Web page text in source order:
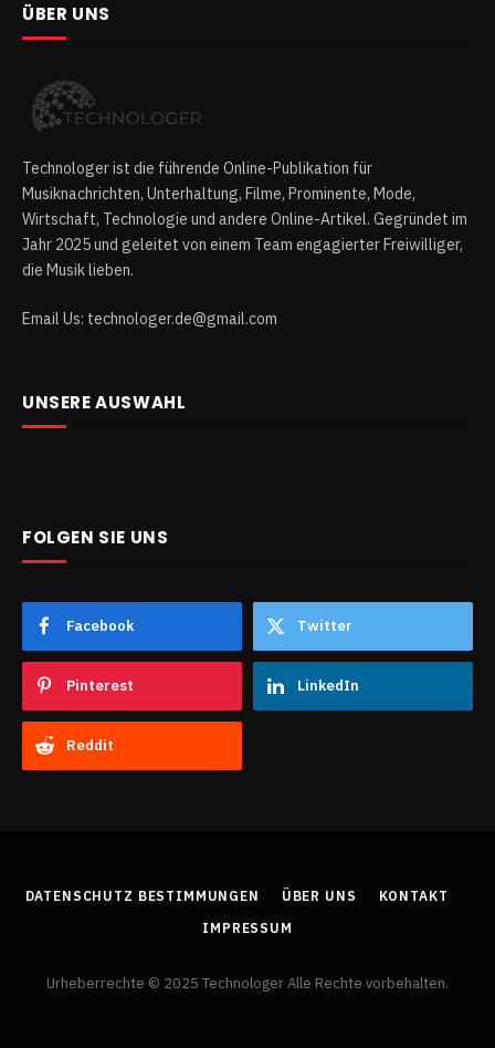
ÜBER UNS
Technologer ist die führende Online-Publikation für
Musiknachrichten, Unterhaltung, Filme, Prominente, Mode,
Wirtschaft, Technologie und andere Online-Artikel. Gegründet im
Jahr 2025 und geleitet von einem Team engagierter Freiwilliger,
die Musik lieben.
Email Us: technologer.de@gmail.com
UNSERE AUSWAHL
FOLGEN SIE UNS
Facebook Twitter
Pinterest LinkedIn
Reddit
DATENSCHUTZ BESTIMMUNGEN ÜBER UNS
KONTAKT
IMPRESSUM
Urheberrechte © 2025 Technologer Alle Rechte vorbehalten.